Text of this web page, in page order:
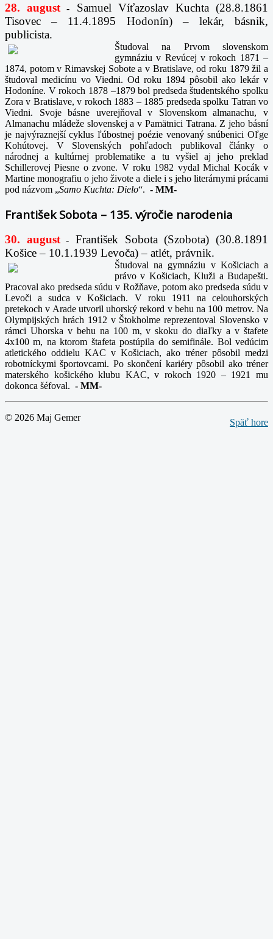
28. august -
Samuel Víťazoslav Kuchta (28.8.1861
Tisovec – 11.4.1895 Hodonín) – lekár, básnik,
publicista.
Študoval na Prvom slovenskom
gymnáziu v Revúcej v rokoch 1871 –
1874, potom v Rimavskej Sobote a v Bratislave, od roku 1879 žil a
študoval medicínu vo Viedni. Od roku 1894 pôsobil ako lekár v
Hodoníne. V rokoch 1878 –1879 bol predseda študentského spolku
Zora v Bratislave, v rokoch 1883 – 1885 predseda spolku Tatran vo
Viedni. Svoje básne uverejňoval v Slovenskom almanachu, v
Almanachu mládeže slovenskej a v Pamätnici Tatrana. Z jeho básní
je najvýraznejší cyklus ľúbostnej poézie venovaný snúbenici Oľge
Kohútovej. V Slovenských pohľadoch publikoval články o
národnej a kultúrnej problematike a tu vyšiel aj jeho preklad
Schillerovej Piesne o zvone. V roku 1982 vydal Michal Kocák v
Martine monografiu o jeho živote a diele i s jeho literárnymi prácami
pod názvom „Samo Kuchta: Dielo“. - MM-
František Sobota – 135. výročie narodenia
30. august-
František Sobota (Szobota) (30.8.1891
Košice – 10.1.1939 Levoča) – atlét, právnik.
Študoval na gymnáziu v Košiciach a
právo v Košiciach, Kluži a Budapešti.
Pracoval ako predseda súdu v Rožňave, potom ako predseda súdu v
Levoči a sudca v Košiciach. V roku 1911 na celouhorských
pretekoch v Arade utvoril uhorský rekord v behu na 100 metrov. Na
Olympijských hrách 1912 v Štokholme reprezentoval Slovensko v
rámci Uhorska v behu na 100 m, v skoku do diaľky a v štafete
4x100 m, na ktorom štafeta postúpila do semifinále. Bol vedúcim
atletického oddielu KAC v Košiciach, ako tréner pôsobil medzi
robotníckymi športovcami. Po skončení kariéry pôsobil ako tréner
materského košického klubu KAC, v rokoch 1920 – 1921 mu
dokonca šéfoval. - MM-
Späť hore
© 2026 Maj Gemer